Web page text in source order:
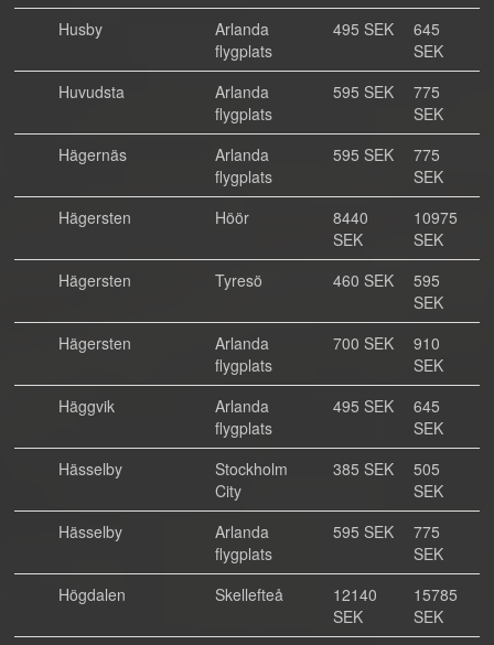
Husby
Arlanda
flygplats
495 SEK
645
SEK
Huvudsta
Arlanda
flygplats
595 SEK
775
SEK
Hägernäs
Arlanda
flygplats
595 SEK
775
SEK
Hägersten
Höör
8440
SEK
10975
SEK
Hägersten
Tyresö 460 SEK
595
SEK
Hägersten
Arlanda
flygplats
700 SEK
910
SEK
Häggvik
Arlanda
flygplats
495 SEK
645
SEK
Hässelby
Stockholm
City
385 SEK
505
SEK
Hässelby
Arlanda
flygplats
595 SEK
775
SEK
Högdalen
Skellefteå
12140
SEK
15785
SEK